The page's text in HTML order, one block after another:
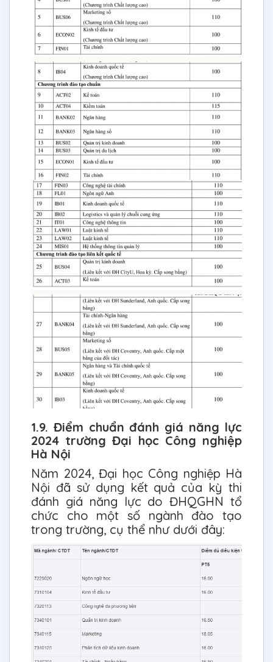
1.9. Điểm chuẩn đánh giá năng lực
2024 trường Đại học Công nghiệp
Hà Nội
Năm 2024, Đại học Công nghiệp Hà
Nội đã sử dụng kết quả của kỳ thi
đánh giá năng lực do ĐHQGHN tổ
chức cho một số ngành đào tạo
trong trường, cụ thể như dưới đây: